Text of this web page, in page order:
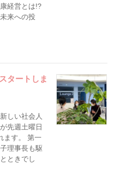
経営とは!?
来への投
タートしま
しい社会人
先週土曜日
ます。 第一
理事長も駆
ときでし